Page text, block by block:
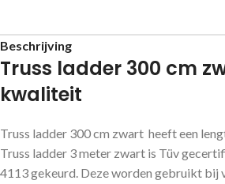
Beschrijving
Truss ladder 300 cm
kwaliteit
Truss ladder 300 cm zwart heeft een
Truss ladder 3 meter zwart is Tüv
4113 gekeurd. Deze worden gebruikt bij